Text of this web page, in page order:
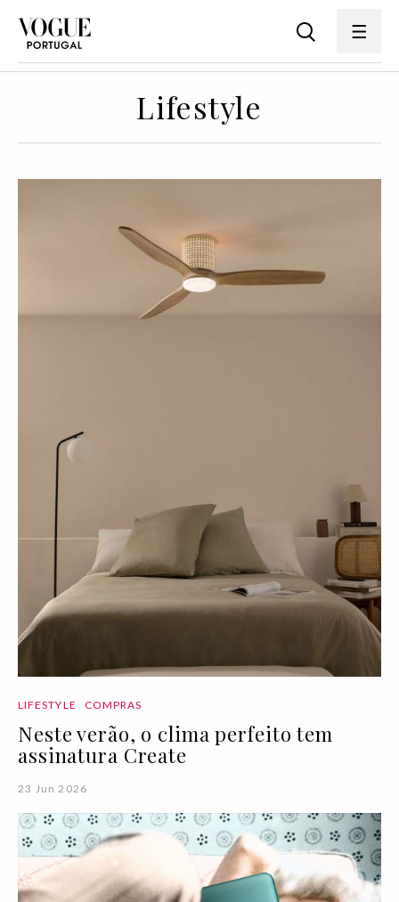
Lifestyle
LIFESTYLE COMPRAS
Neste verão, o clima perfeito tem
assinatura Create
23 Jun 2026